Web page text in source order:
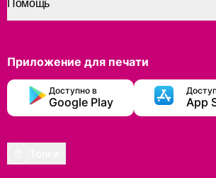
Помощь
Приложение для печати
Доступно в
Google Play App